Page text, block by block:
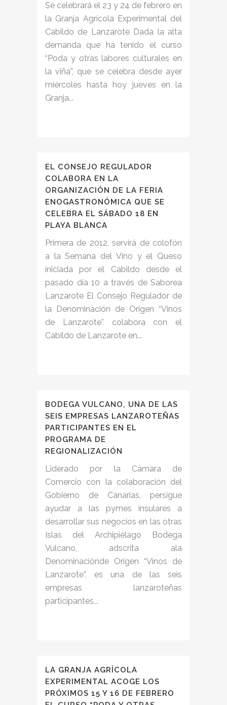
Se celebrará el 23 y 24 de febrero en
la Granja Agrícola Experimental del
Cabildo de Lanzarote Dada la alta
demanda que ha tenido el curso
“Poda y otras labores culturales en
la viña”, que se celebra desde ayer
miércoles hasta hoy jueves en la
Granja...
EL CONSEJO REGULADOR
COLABORA EN LA
ORGANIZACIÓN DE LA FERIA
ENOGASTRONÓMICA QUE SE
CELEBRA EL SÁBADO 18 EN
PLAYA BLANCA
Primera de 2012, servirá de colofón
a la Semana del Vino y el Queso
iniciada por el Cabildo desde el
pasado día 10 a través de Saborea
Lanzarote El Consejo Regulador de
la Denominación de Origen “Vinos
de Lanzarote” colabora con el
Cabildo de Lanzarote en...
BODEGA VULCANO, UNA DE LAS
SEIS EMPRESAS LANZAROTEÑAS
PARTICIPANTES EN EL
PROGRAMA DE
REGIONALIZACIÓN
Liderado por la Cámara de
Comercio con la colaboración del
Gobierno de Canarias, persigue
ayudar a las pymes insulares a
desarrollar sus negocios en las otras
Islas del Archipiélago Bodega
Vulcano, adscrita ala
Denominaciónde Origen “Vinos de
Lanzarote”, es una de las seis
empresas lanzaroteñas
participantes...
LA GRANJA AGRÍCOLA
EXPERIMENTAL ACOGE LOS
PRÓXIMOS 15 Y 16 DE FEBRERO